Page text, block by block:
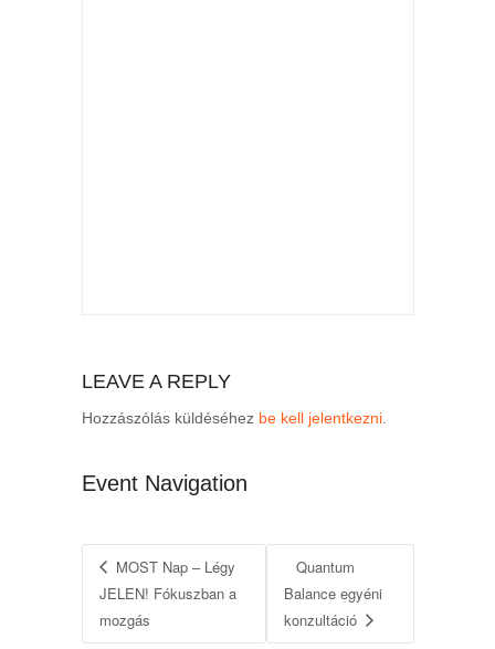
LEAVE A REPLY
Hozzászólás küldéséhez be kell jelentkezni.
Event Navigation
MOST Nap – Légy
JELEN! Fókuszban a
mozgás
Quantum
Balance egyéni
konzultáció